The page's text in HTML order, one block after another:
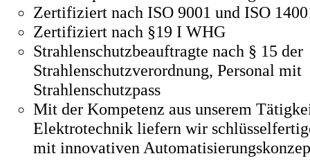
Zertifiziert nach ISO 9001 und ISO
Zertifiziert nach §19 I WHG
Strahlenschutzbeauftragte nach § 15 der
Strahlenschutzverordnung, Personal mit
Strahlenschutzpass
Mit der Kompetenz aus unserem
Elektrotechnik liefern wir
mit innovativen